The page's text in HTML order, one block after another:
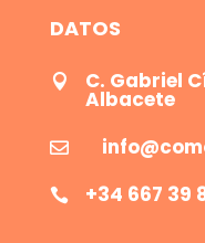
DATOS
 C. Gabriel
Albacete

 +34 667 39